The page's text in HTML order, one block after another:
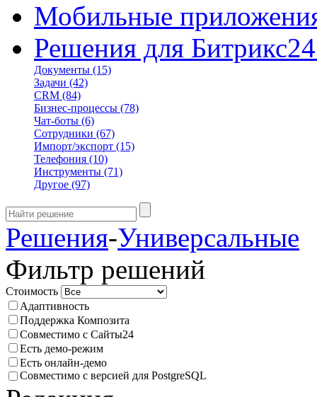
Мобильные
Решения для Битрикс24
Документы (15)
Задачи (42)
CRM (84)
Бизнес-процессы (78)
Чат-боты (6)
Сотрудники (67)
Импорт/экспорт (15)
Телефония (10)
Инструменты (71)
Другое (97)
Решения-Универсальные
Фильтр решений
Стоимость
Адаптивность
Поддержка Композита
Совместимо с Сайты24
Есть демо-режим
Есть онлайн-демо
Совместимо с версией для PostgreSQL